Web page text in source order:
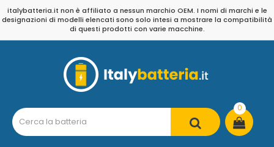
italybatteria.it non è affiliato a nessun marchio OEM. I nomi di marchi e le
designazioni di modelli elencati sono solo intesi a mostrare la compatibilità
di questi prodotti con varie macchine.
0